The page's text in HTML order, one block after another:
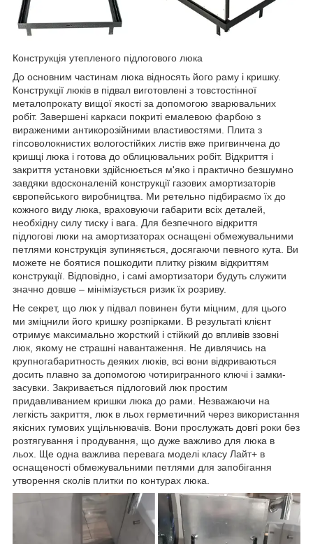
Конструкція утепленого підлогового люка
До основним частинам люка відносять його раму і кришку.
Конструкції люків в підвал виготовлені з товстостінної
металопрокату вищої якості за допомогою зварювальних
робіт. Завершені каркаси покриті емалевою фарбою з
вираженими антикорозійними властивостями. Плита з
гіпсоволокнистих вологостійких листів вже пригвинчена до
кришці люка і готова до облицювальних робіт. Відкриття і
закриття установки здійснюється м'яко і практично безшумно
завдяки вдосконаленій конструкції газових амортизаторів
європейського виробництва. Ми ретельно підбираємо їх до
кожного виду люка, враховуючи габарити всіх деталей,
необхідну силу тиску і вага. Для безпечного відкриття
підлогові люки на амортизаторах оснащені обмежувальними
петлями конструкція зупиняється, досягаючи певного кута. Ви
можете не боятися пошкодити плитку різким відкриттям
конструкції. Відповідно, і самі амортизатори будуть служити
значно довше – мінімізується ризик їх розриву.
Не секрет, що люк у підвал повинен бути міцним, для цього
ми зміцнили його кришку розпірками. В результаті клієнт
отримує максимально жорсткий і стійкий до впливів ззовні
люк, якому не страшні навантаження. Не дивлячись на
крупногабаритность деяких люків, всі вони відкриваються
досить плавно за допомогою чотиригранного ключі і замки-
засувки. Закривається підлоговий люк простим
придавливанием кришки люка до рами. Незважаючи на
легкість закриття, люк в льох герметичний через використання
якісних гумових ущільнювачів. Вони прослужать довгі роки без
розтягування і продування, що дуже важливо для люка в
льох. Ще одна важлива перевага моделі класу Лайт+ в
оснащеності обмежувальними петлями для запобігання
утворення сколів плитки по контурах люка.